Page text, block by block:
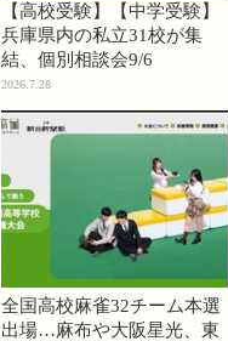
【高校受験】【中学受験】
兵庫県内の私立31校が集
結、個別相談会9/6
2026.7.28
全国高校麻雀32チーム本選
出場…麻布や大阪星光、東